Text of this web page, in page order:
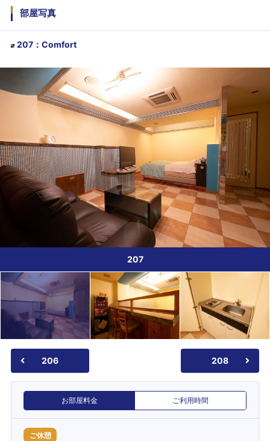
部屋写真
207 ： Comfort
207
206 208
お部屋料金 ご利用時間
ご休憩